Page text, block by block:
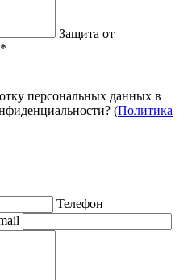
Защита от
*
персональных данных в
(Политика
Телефон